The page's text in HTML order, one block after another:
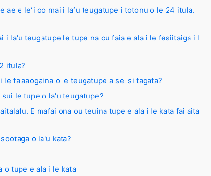
ae e leʻi oo mai i laʻu teugatupe i totonu o le 24 itula.
i la'u teugatupe le tupe na ou faia e ala i le fesiitaiga i l
itula?
le fa'aaogaina o le teugatupe a se isi tagata?
sui le tupe o la'u teugatupe?
E mafai ona ou teuina tupe e ala i le kata fai aita
o la'u kata?
o tupe e ala i le kata